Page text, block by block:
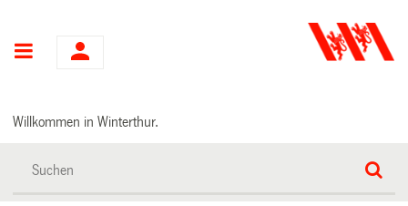
Hauptnavigation
Willkommen in Winterthur.